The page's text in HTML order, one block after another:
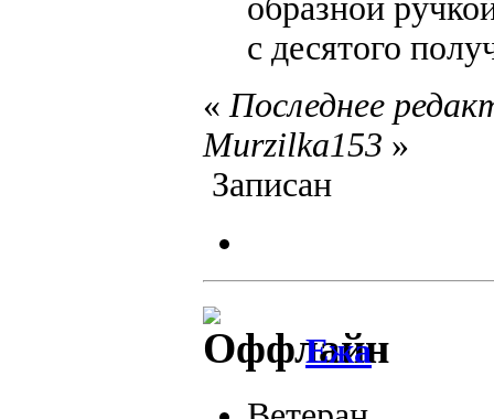
образной
с десятого
«Последнее
Murzilka153 »
Записан
Ежа